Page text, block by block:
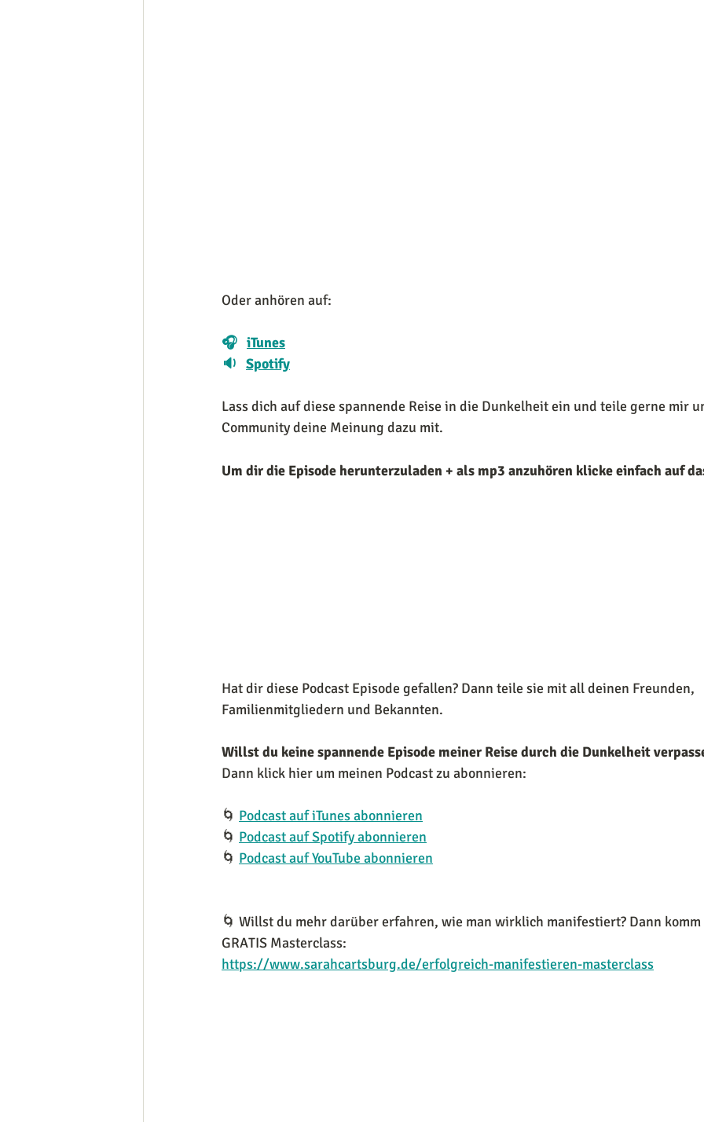
Oder anhören auf:
🎧 iTunes
🔉 Spotify
Lass dich auf diese spannende Reise in die Dunkelheit ein und teile gerne mir
Community deine Meinung dazu mit.
Um dir die Episode herunterzuladen + als mp3 anzuhören klicke einfach auf
Hat dir diese Podcast Episode gefallen? Dann teile sie mit all deinen Freunden,
Familienmitgliedern und Bekannten.
Willst du keine spannende Episode meiner Reise durch die Dunkelheit
Dann klick hier um meinen Podcast zu abonnieren:
🌀 Podcast auf iTunes abonnieren
🌀 Podcast auf Spotify abonnieren
🌀 Podcast auf YouTube abonnieren
🌀 Willst du mehr darüber erfahren, wie man wirklich manifestiert? Dann
GRATIS Masterclass:
https://www.sarahcartsburg.de/erfolgreich-manifestieren-masterclass